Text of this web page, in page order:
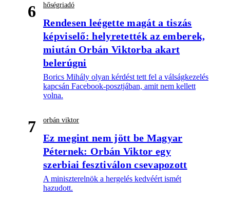
6 hőségriadó
Rendesen leégette magát a tiszás
képviselő: helyretették az emberek,
miután Orbán Viktorba akart
belerúgni
Borics Mihály olyan kérdést tett fel a válságkezelés
kapcsán Facebook-posztjában, amit nem kellett
volna.
7 orbán viktor
Ez megint nem jött be Magyar
Péternek: Orbán Viktor egy
szerbiai fesztiválon csevapozott
A miniszterelnök a hergelés kedvéért ismét
hazudott.